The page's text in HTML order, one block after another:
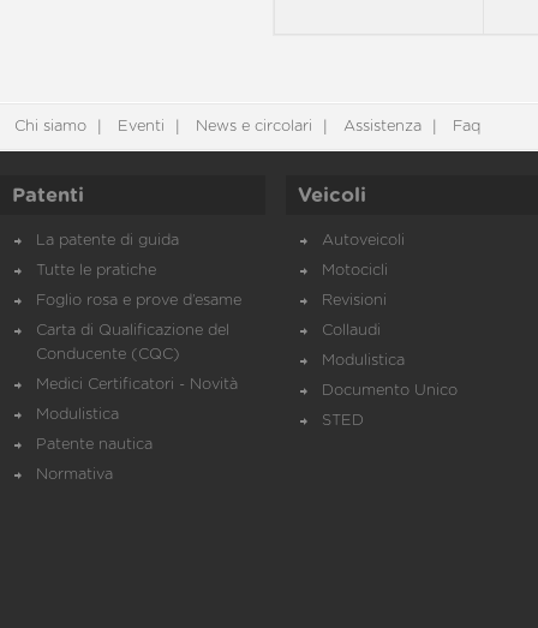
Chi siamo Eventi News e circolari Assistenza Faq
Patenti
La patente di guida
Tutte le pratiche
Foglio rosa e prove d’esame
Carta di Qualificazione del
Conducente (CQC)
Medici Certificatori - Novità
Modulistica
Patente nautica
Normativa
Veicoli
Autoveicoli
Motocicli
Revisioni
Collaudi
Modulistica
Documento Unico
STED